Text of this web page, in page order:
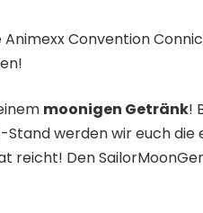
Animexx Convention
moonigen Getränk!
Stand werden wir euch die
reicht! Den